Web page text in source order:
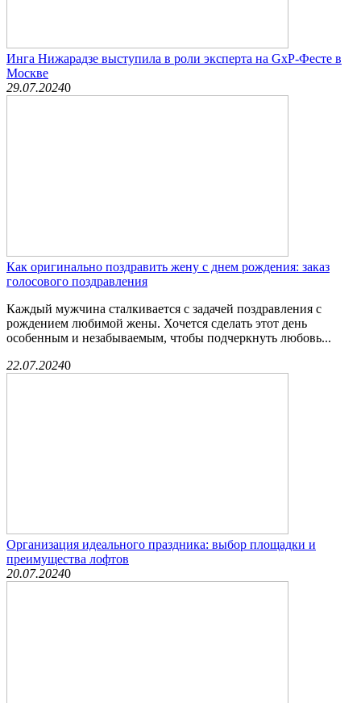
Инга Нижарадзе выступила в роли эксперта на GxP-Фесте в
Москве
29.07.20240
Как оригинально поздравить жену с днем рождения: заказ
голосового поздравления
Каждый мужчина сталкивается с задачей поздравления с
рождением любимой жены. Хочется сделать этот день
особенным и незабываемым, чтобы подчеркнуть любовь...
22.07.20240
Организация идеального праздника: выбор площадки и
преимущества лофтов
20.07.20240